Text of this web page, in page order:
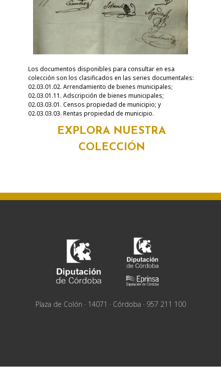
Los documentos disponibles para consultar en esa
colección son los clasificados en las series documentales:
02.03.01.02. Arrendamiento de bienes municipales;
02.03.01.11. Adscripción de bienes municipales;
02.03.03.01. Censos propiedad de municipio; y
02.03.03.03. Rentas propiedad de municipio.
EXPLORA NUESTRA
COLECCIÓN
Plaza de Colón · 14071 · Córdoba · 957 211 100